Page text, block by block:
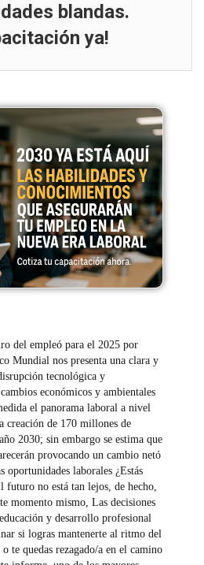
blandas.
ya!
del empleó para el 2025 por
Mundial nos presenta una clara y
tecnológica y
económicos y ambientales
el panorama laboral a nivel
creación de 170 millones de
2030; sin embargo se estima que
provocando un cambio netó
oportunidades laborales ¿Estás
no está tan lejos, de hecho,
momento mismo, Las decisiones
y desarrollo profesional
si logras mantenerte al ritmo del
te quedas rezagado/a en el camino